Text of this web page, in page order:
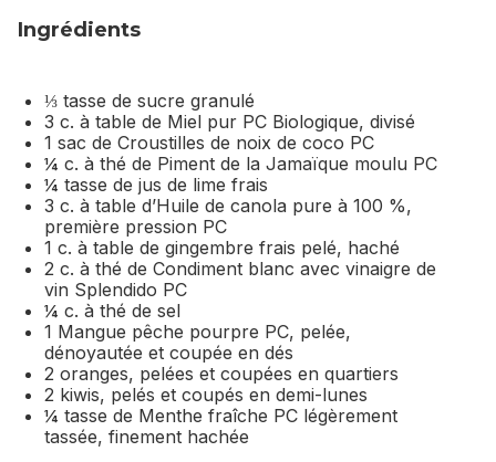
Ingrédients
⅓ tasse de sucre granulé
3 c. à table de Miel pur PC Biologique, divisé
1 sac de Croustilles de noix de coco PC
¼ c. à thé de Piment de la Jamaïque moulu PC
¼ tasse de jus de lime frais
3 c. à table d’Huile de canola pure à 100 %,
première pression PC
1 c. à table de gingembre frais pelé, haché
2 c. à thé de Condiment blanc avec vinaigre de
vin Splendido PC
¼ c. à thé de sel
1 Mangue pêche pourpre PC, pelée,
dénoyautée et coupée en dés
2 oranges, pelées et coupées en quartiers
2 kiwis, pelés et coupés en demi-lunes
¼ tasse de Menthe fraîche PC légèrement
tassée, finement hachée